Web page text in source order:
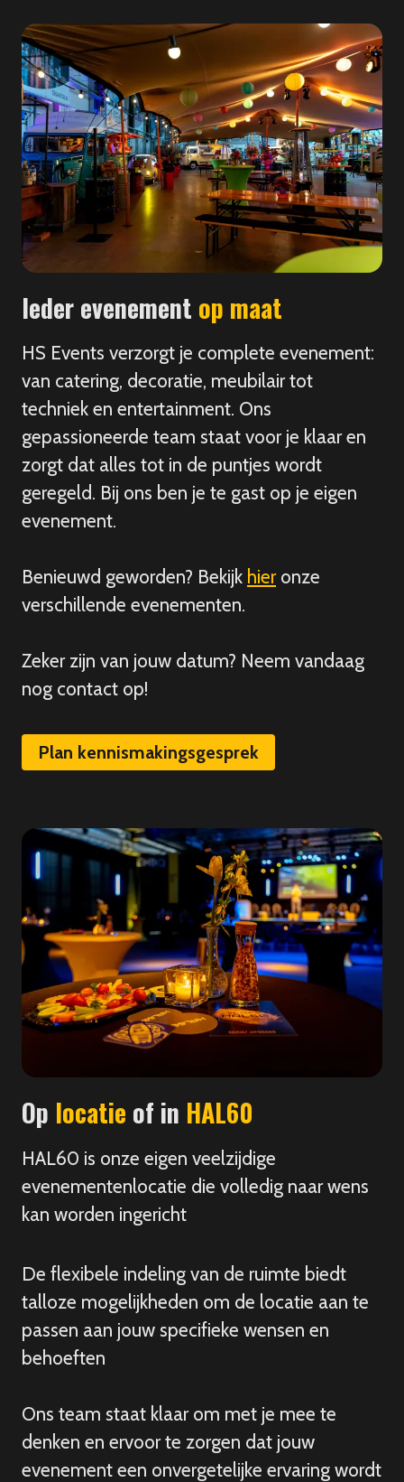
Ieder evenement op maat
HS Events verzorgt je complete evenement:
van catering, decoratie, meubilair tot
techniek en entertainment. Ons
gepassioneerde team staat voor je klaar en
zorgt dat alles tot in de puntjes wordt
geregeld. Bij ons ben je te gast op je eigen
evenement.
Benieuwd geworden? Bekijk hieronze
verschillende evenementen.
Zeker zijn van jouw datum? Neem vandaag
nog contact op!
Plan kennismakingsgesprek
Op locatie of in HAL60
HAL60 is onze eigen veelzijdige
evenementenlocatie die volledig naar wens
kan worden ingericht
De flexibele indeling van de ruimte biedt
talloze mogelijkheden om de locatie aan te
passen aan jouw specifieke wensen en
behoeften
Ons team staat klaar om met je mee te
denken en ervoor te zorgen dat jouw
evenement een onvergetelijke ervaring wordt